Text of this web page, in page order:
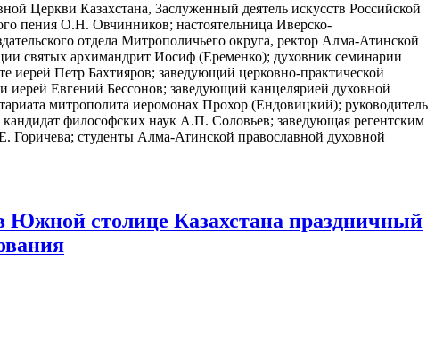
Церкви Казахстана, Заслуженный деятель искусств Российской
пения О.Н. Овчинников; настоятельница Иверско-
отдела Митрополичьего округа, ректор Алма-Атинской
святых архимандрит Иосиф (Еременко); духовник семинарии
иерей Петр Бахтияров; заведующий церковно-практической
Евгений Бессонов; заведующий канцелярией духовной
митрополита иеромонах Прохор (Ендовицкий); руководитель
философских наук А.П. Соловьев; заведующая регентским
студенты Алма-Атинской православной духовной
Южной столице Казахстана праздничный